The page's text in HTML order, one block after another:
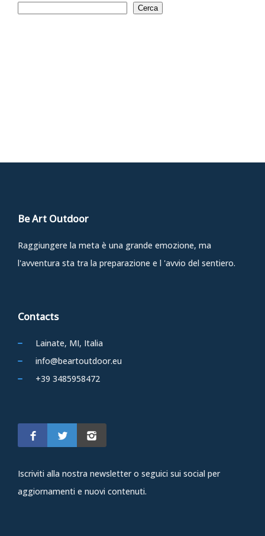
Cerca
Be Art Outdoor
Raggiungere la meta è una grande emozione, ma
l'avventura sta tra la preparazione e l 'avvio del sentiero.
Contacts
Lainate, MI, Italia
info@beartoutdoor.eu
+39 3485958472
Iscriviti alla nostra newsletter o seguici sui social per
aggiornamenti e nuovi contenuti.